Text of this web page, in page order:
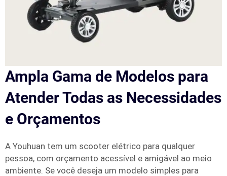
Ampla Gama de Modelos para
Atender Todas as Necessidades
e Orçamentos
A Youhuan tem um scooter elétrico para qualquer
pessoa, com orçamento acessível e amigável ao meio
ambiente. Se você deseja um modelo simples para